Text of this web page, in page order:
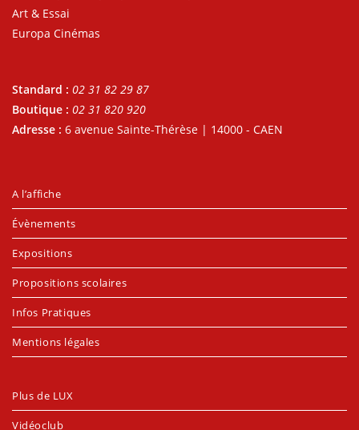
Art & Essai
Europa Cinémas
Standard : 02 31 82 29 87
Boutique : 02 31 820 920
Adresse : 6 avenue Sainte-Thérèse | 14000 - CAEN
A l’affiche
Évènements
Expositions
Propositions scolaires
Infos Pratiques
Mentions légales
Plus de LUX
Vidéoclub